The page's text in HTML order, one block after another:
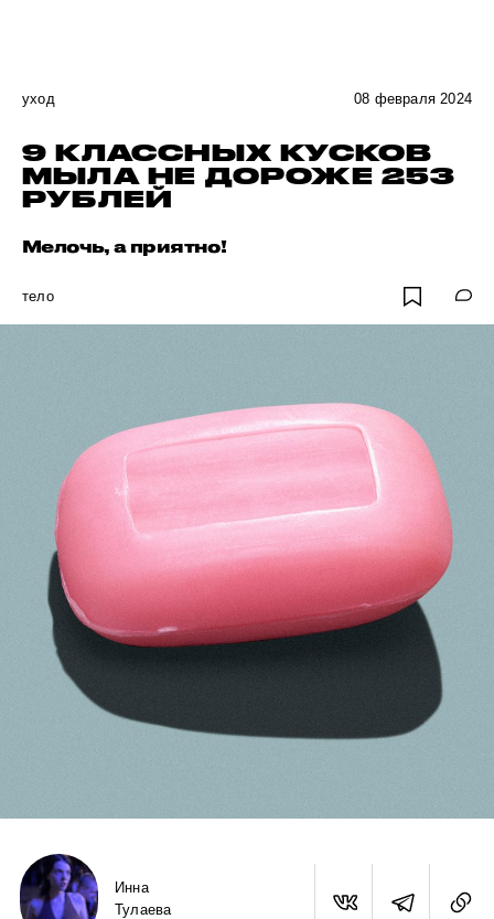
уход 08 февраля 2024
9 КЛАССНЫХ КУСКОВ
МЫЛА НЕ ДОРОЖЕ 253
РУБЛЕЙ
Мелочь, а приятно!
тело
Инна
Тулаева